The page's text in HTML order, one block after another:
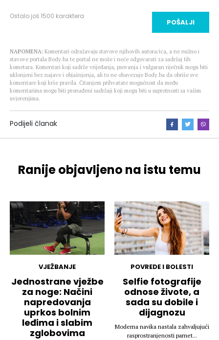
Ostalo još1500 karaktera
POŠALJI
NAPOMENA: Komentari odražavaju stavove njihovih autora/ica, a ne nužno i
stavove portala Body.ba te portal ne može i neće odgovarati za sadržaj tih
kometara. Komentari koji sadrže vrijeđanja, psovanja i vulgaran riječnik mogu biti
uklonjeni bez najave i objašnjenja, ali to ne obavezuje Body.ba da obriše sve
komentare koji krše pravila. Čitanjem prihvatate mogućnost da među
komentarima mogu biti pronađeni sadržaji koji mogu biti u suprotnosti sa vašim
uvjerenjima.
Podijeli članak
Ranije objavljeno na istu temu
VJEŽBANJE
Jednostrane vježbe
za noge: Načini
napredovanja
uprkos bolnim
leđima i slabim
zglobovima
POVREDE I BOLESTI
Selfie fotografije
odnose živote, a
sada su dobile i
dijagnozu
Moderna navika nastala zahvaljujući
rasprostranjenosti pamet...